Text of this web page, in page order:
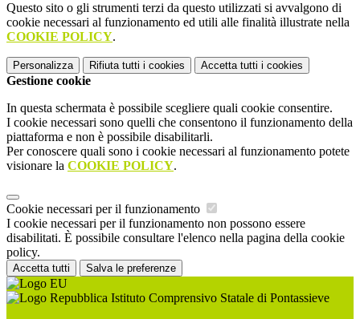
Questo sito o gli strumenti terzi da questo utilizzati si avvalgono di
cookie necessari al funzionamento ed utili alle finalità illustrate nella
COOKIE POLICY.
Personalizza Rifiuta tutti i cookies Accetta tutti i cookies
Gestione cookie
In questa schermata è possibile scegliere quali cookie consentire.
I cookie necessari sono quelli che consentono il funzionamento della
piattaforma e non è possibile disabilitarli.
Per conoscere quali sono i cookie necessari al funzionamento potete
visionare la COOKIE POLICY.
Cookie necessari per il funzionamento
I cookie necessari per il funzionamento non possono essere
disabilitati. È possibile consultare l'elenco nella pagina della cookie
policy.
Accetta tutti Salva le preferenze
Istituto Comprensivo Statale di Pontassieve